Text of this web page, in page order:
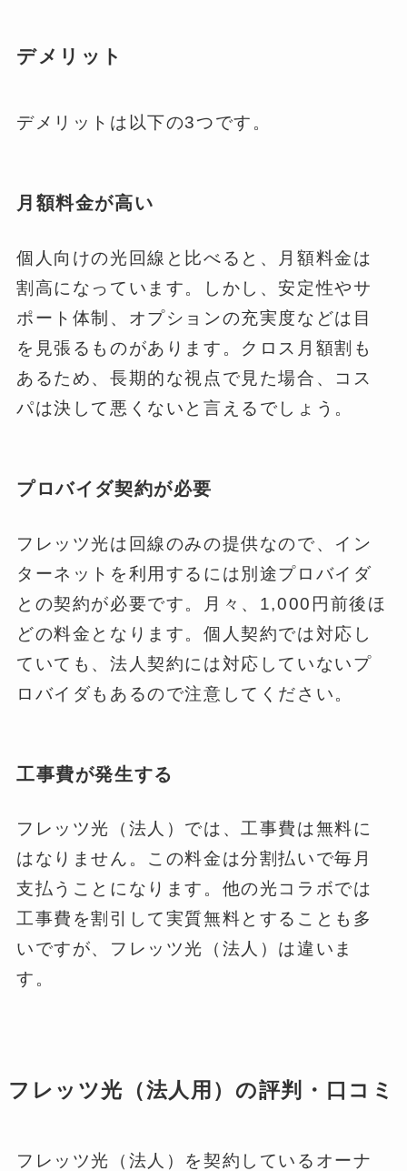
デメリット
デメリットは以下の3つです。
月額料金が高い
個人向けの光回線と比べると、月額料金は
割高になっています。しかし、安定性やサ
ポート体制、オプションの充実度などは目
を見張るものがあります。クロス月額割も
あるため、長期的な視点で見た場合、コス
パは決して悪くないと言えるでしょう。
プロバイダ契約が必要
フレッツ光は回線のみの提供なので、イン
ターネットを利用するには別途プロバイダ
との契約が必要です。月々、1,000円前後ほ
どの料金となります。個人契約では対応し
ていても、法人契約には対応していないプ
ロバイダもあるので注意してください。
工事費が発生する
フレッツ光（法人）では、工事費は無料に
はなりません。この料金は分割払いで毎月
支払うことになります。他の光コラボでは
工事費を割引して実質無料とすることも多
いですが、フレッツ光（法人）は違いま
す。
フレッツ光（法人用）の評判・口コミ
フレッツ光（法人）を契約しているオーナ